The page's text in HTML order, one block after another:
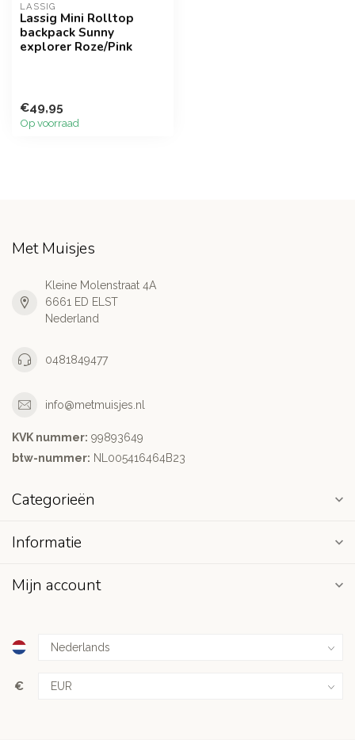
LASSIG
Lassig Mini Rolltop
backpack Sunny
explorer Roze/Pink
€49,95
Op voorraad
Met Muisjes
Kleine Molenstraat 4A
6661 ED ELST
Nederland
0481849477
info@metmuisjes.nl
KVK nummer: 99893649
btw-nummer: NL005416464B23
Categorieën
Informatie
Mijn account
€